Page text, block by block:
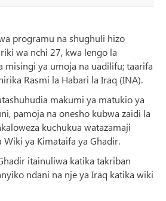
programu na shughuli hizo
wa nchi 27, kwa lengo la
misingi ya umoja na uadilifu; taarifa
Rasmi la Habari la Iraq (INA).
makumi ya matukio ya
pamoja na onesho kubwa zaidi la
kuchukua watazamaji
ya Kimataifa ya Ghadir.
itainuliwa katika takriban
ndani na nje ya Iraq katika wiki